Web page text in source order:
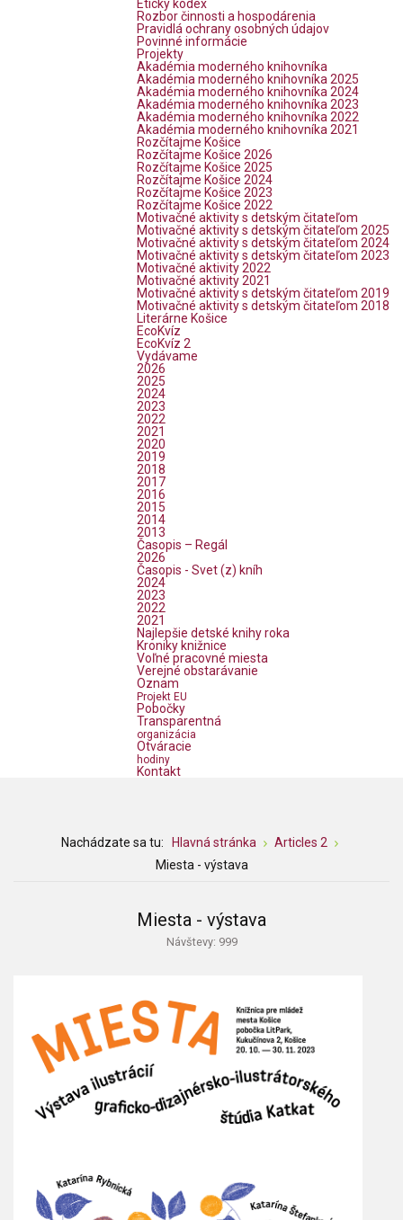
Etický kódex
Rozbor činnosti a hospodárenia
Pravidlá ochrany osobných údajov
Povinné informácie
Projekty
Akadémia moderného knihovníka
Akadémia moderného knihovníka 2025
Akadémia moderného knihovníka 2024
Akadémia moderného knihovníka 2023
Akadémia moderného knihovníka 2022
Akadémia moderného knihovníka 2021
Rozčítajme Košice
Rozčítajme Košice 2026
Rozčítajme Košice 2025
Rozčítajme Košice 2024
Rozčítajme Košice 2023
Rozčítajme Košice 2022
Motivačné aktivity s detským čitateľom
Motivačné aktivity s detským čitateľom 2025
Motivačné aktivity s detským čitateľom 2024
Motivačné aktivity s detským čitateľom 2023
Motivačné aktivity 2022
Motivačné aktivity 2021
Motivačné aktivity s detským čitateľom 2019
Motivačné aktivity s detským čitateľom 2018
Literárne Košice
EcoKvíz
EcoKvíz 2
Vydávame
2026
2025
2024
2023
2022
2021
2020
2019
2018
2017
2016
2015
2014
2013
Časopis – Regál
2026
Časopis - Svet (z) kníh
2024
2023
2022
2021
Najlepšie detské knihy roka
Kroniky knižnice
Voľné pracovné miesta
Verejné obstarávanie
Oznam
Projekt EU
Pobočky
Transparentná
organizácia
Otváracie
hodiny
Kontakt
Nachádzate sa tu: Hlavná stránka
Articles 2
Miesta - výstava
Miesta - výstava
Návštevy: 999